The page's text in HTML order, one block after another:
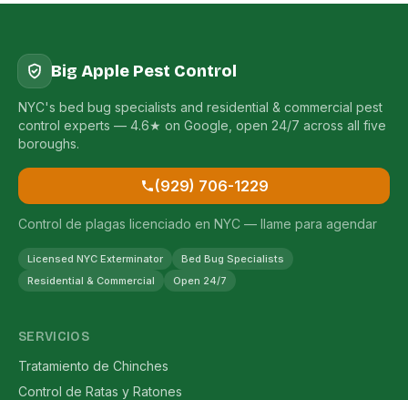
Big Apple Pest Control
NYC's bed bug specialists and residential & commercial pest
control experts — 4.6★ on Google, open 24/7 across all five
boroughs.
(929) 706-1229
Control de plagas licenciado en NYC — llame para agendar
Licensed NYC Exterminator
Bed Bug Specialists
Residential & Commercial
Open 24/7
SERVICIOS
Tratamiento de Chinches
Control de Ratas y Ratones